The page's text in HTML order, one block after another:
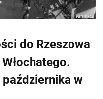
do Rzeszowa
w